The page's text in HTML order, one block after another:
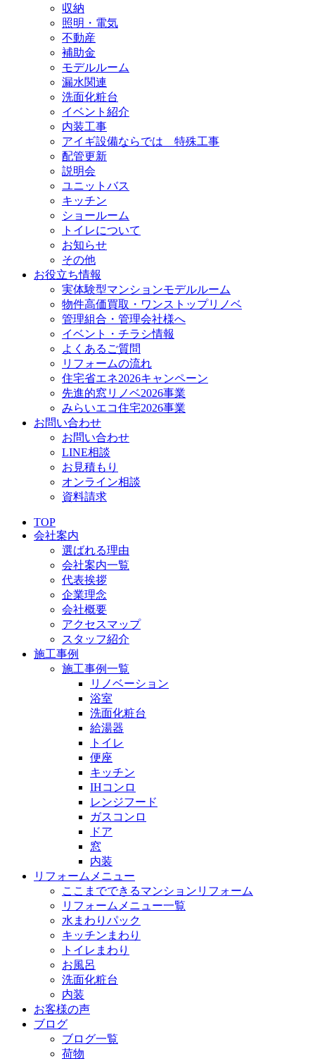
収納
照明・電気
不動産
補助金
モデルルーム
漏水関連
洗面化粧台
イベント紹介
内装工事
アイギ設備ならでは 特殊工事
配管更新
説明会
ユニットバス
キッチン
ショールーム
トイレについて
お知らせ
その他
お役立ち情報
実体験型マンションモデルルーム
物件高価買取・ワンストップリノベ
管理組合・管理会社様へ
イベント・チラシ情報
よくあるご質問
リフォームの流れ
住宅省エネ2026キャンペーン
先進的窓リノベ2026事業
みらいエコ住宅2026事業
お問い合わせ
お問い合わせ
LINE相談
お見積もり
オンライン相談
資料請求
TOP
会社案内
選ばれる理由
会社案内一覧
代表挨拶
企業理念
会社概要
アクセスマップ
スタッフ紹介
施工事例
施工事例一覧
リノベーション
浴室
洗面化粧台
給湯器
トイレ
便座
キッチン
IHコンロ
レンジフード
ガスコンロ
ドア
窓
内装
リフォームメニュー
ここまでできるマンションリフォーム
リフォームメニュー一覧
水まわりパック
キッチンまわり
トイレまわり
お風呂
洗面化粧台
内装
お客様の声
ブログ
ブログ一覧
荷物